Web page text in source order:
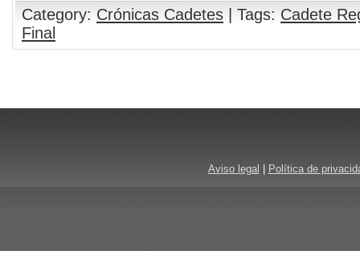
Category: Crónicas Cadetes | Tags: Cadete
Final
Aviso legal Política de